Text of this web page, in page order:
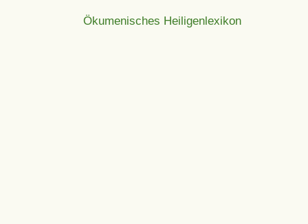
Ökumenisches Heiligenlexikon